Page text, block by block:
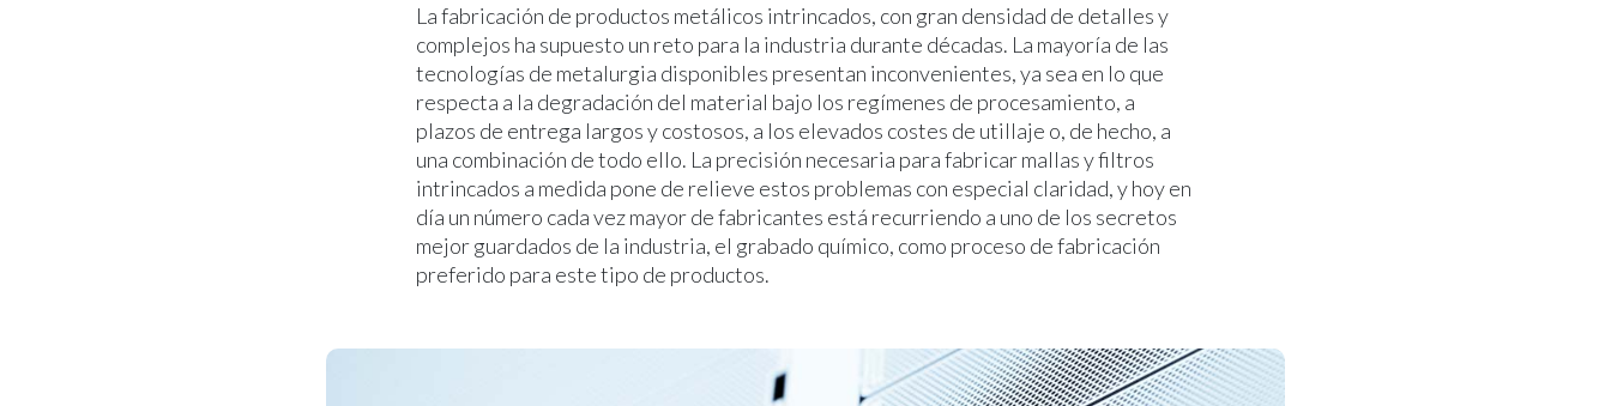
La fabricación de productos metálicos intrincados, con gran densidad de detalles y
complejos ha supuesto un reto para la industria durante décadas. La mayoría de las
tecnologías de metalurgia disponibles presentan inconvenientes, ya sea en lo que
respecta a la degradación del material bajo los regímenes de procesamiento, a
plazos de entrega largos y costosos, a los elevados costes de utillaje o, de hecho, a
una combinación de todo ello. La precisión necesaria para fabricar mallas y filtros
intrincados a medida pone de relieve estos problemas con especial claridad, y hoy en
día un número cada vez mayor de fabricantes está recurriendo a uno de los secretos
mejor guardados de la industria, el grabado químico, como proceso de fabricación
preferido para este tipo de productos.